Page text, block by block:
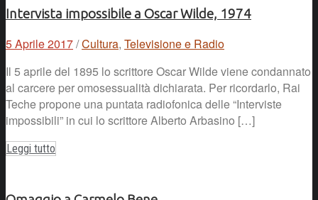
Intervista impossibile a Oscar Wilde, 1974
5 Aprile 2017/Cultura, Televisione e Radio
Il 5 aprile del 1895 lo scrittore Oscar Wilde viene condannato
al carcere per omosessualità dichiarata. Per ricordarlo, Rai
Teche propone una puntata radiofonica delle “Interviste
impossibili” in cui lo scrittore Alberto Arbasino […]
Leggi tutto